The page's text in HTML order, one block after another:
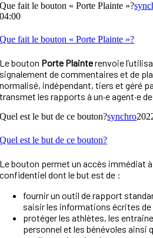
Que fait le bouton « Porte Plainte »?
04:00
Que fait le bouton « Porte Plainte »?
Le bouton Porte Plainterenvoie
signalement de commentaires et de
normalisé, indépendant, tiers et géré
transmet les rapports à un·e agent·e
Quel est le but de ce bouton?synchro
Quel est le but de ce bouton?
Le bouton permet un accès immédiat
confidentiel dont le but est de :
fournir un outil de rapport
saisir les informations écrites
protéger les athlètes, les
personnel et les bénévoles ainsi